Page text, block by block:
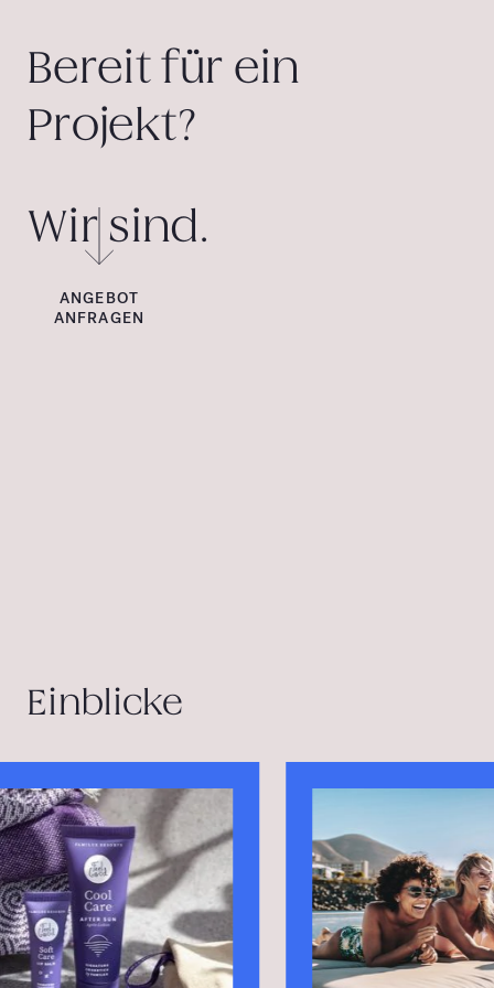
Bereit für ein
Projekt?
Wir sind.
ANGEBOT
ANFRAGEN
Einblicke